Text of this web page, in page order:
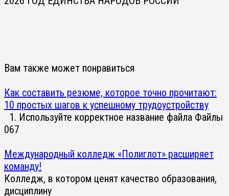
Вам также может понравиться
Как составить резюме, которое точно прочитают:
10 простых шагов к успешному трудоустройству
1. Используйте корректное название файла Файлы
067
Международный колледж «Полиглот» расширяет
команду!
Колледж, в котором ценят качество образования,
дисциплину